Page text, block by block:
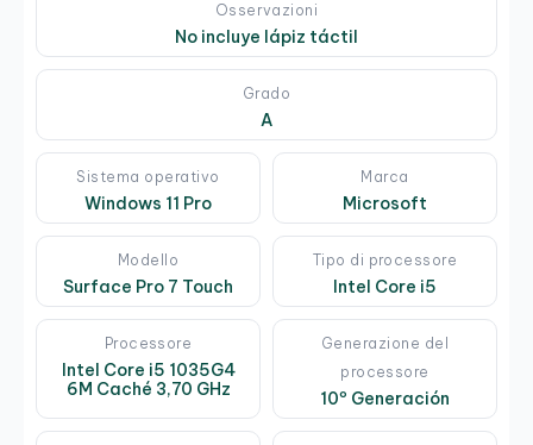
Osservazioni
No incluye lápiz táctil
Grado
A
Sistema operativo
Windows 11 Pro
Marca
Microsoft
Modello
Surface Pro 7 Touch
Tipo di processore
Intel Core i5
Processore
Intel Core i5 1035G4
6M Caché 3,70 GHz
Generazione del
processore
10º Generación